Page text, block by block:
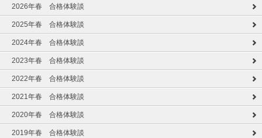
2026年春 合格体験談
2025年春 合格体験談
2024年春 合格体験談
2023年春 合格体験談
2022年春 合格体験談
2021年春 合格体験談
2020年春 合格体験談
2019年春 合格体験談